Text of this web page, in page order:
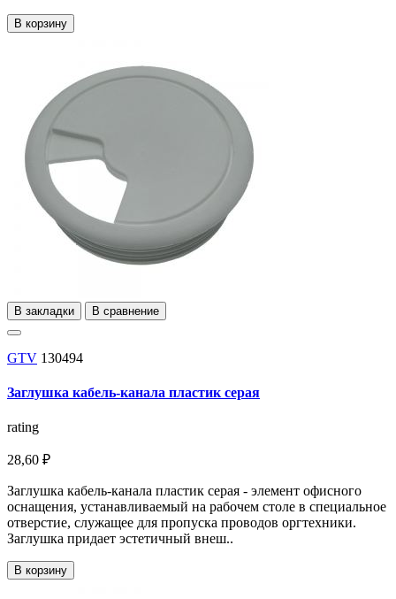
В корзину
В закладки В сравнение
GTV 130494
Заглушка кабель-канала пластик серая
rating
28,60 ₽
Заглушка кабель-канала пластик серая - элемент офисного
оснащения, устанавливаемый на рабочем столе в специальное
отверстие, служащее для пропуска проводов оргтехники.
Заглушка придает эстетичный внеш..
В корзину